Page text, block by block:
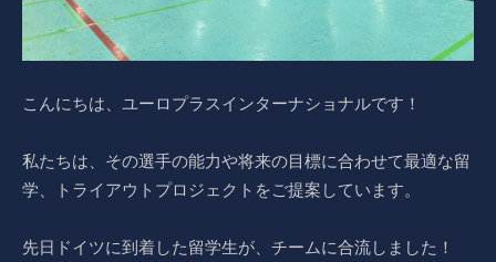
こんにちは、ユーロプラスインターナショナルです！
私たちは、その選手の能力や将来の目標に合わせて最適な留
学、トライアウトプロジェクトをご提案しています。
先日ドイツに到着した留学生が、チームに合流しました！